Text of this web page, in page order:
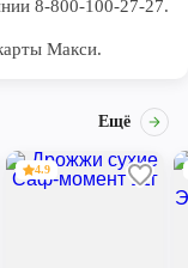
8-800-100-27-27.
Макси.
Ещё
4.9